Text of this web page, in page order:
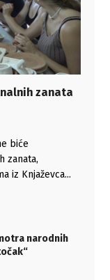
zanata
biće
zanata,
iz Knjaževca...
narodnih